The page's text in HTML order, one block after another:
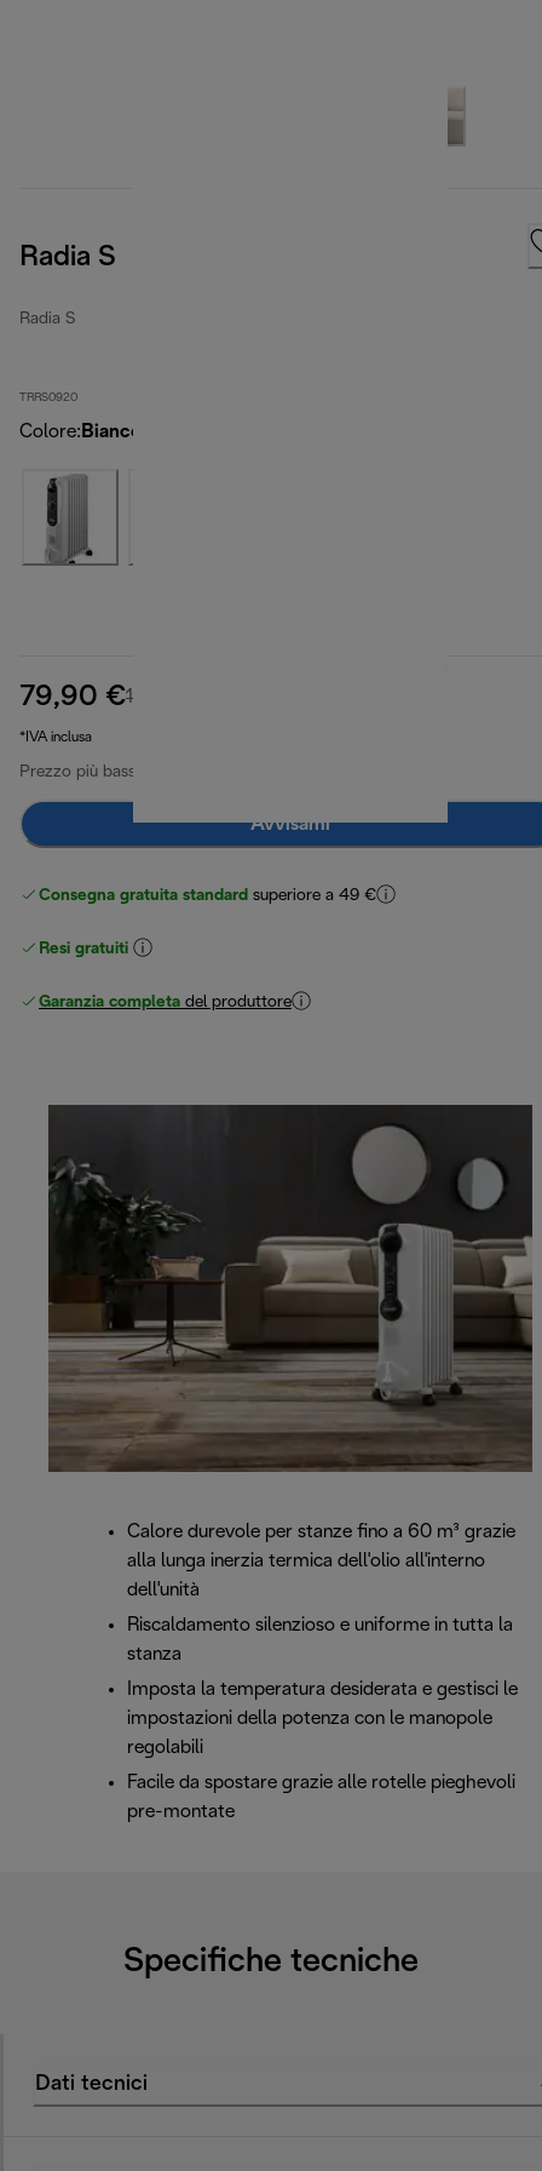
Radia S
Radia S
TRRS0920
Colore: Bianco
79,90 €109,90 €
*IVA inclusa
Prezzo più basso ultimi 30 giorni
Avvisami
Consegna gratuita standard superiore a 49 €
Resi gratuiti
Garanzia completa del produttore
Calore durevole per stanze fino a 60 m³ grazie
alla lunga inerzia termica dell'olio all'interno
dell'unità
Riscaldamento silenzioso e uniforme in tutta la
stanza
Imposta la temperatura desiderata e gestisci le
impostazioni della potenza con le manopole
regolabili
Facile da spostare grazie alle rotelle pieghevoli
pre-montate
Specifiche tecniche
Dati tecnici